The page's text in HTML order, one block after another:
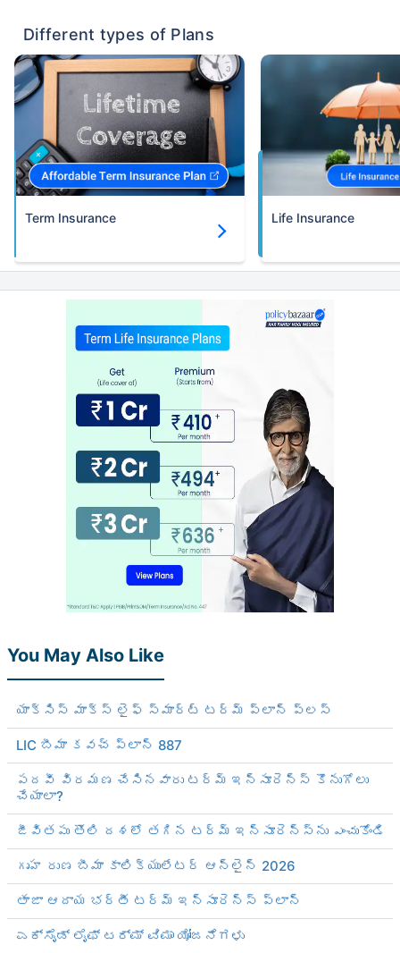
Different types of Plans
Term Insurance Life Insurance
You May Also Like
యాక్సిస్ మాక్స్ లైఫ్ స్మార్ట్ టర్మ్ ప్లాన్ ప్లస్
LIC బీమా కవచ్ ప్లాన్ 887
పదవీ విరమణ చేసినవారు టర్మ్ ఇన్సూరెన్స్ కొనుగోలు
చేయాలా?
జీవితపు తొలి దశలో తగిన టర్మ్ ఇన్సూరెన్స్‌ను ఎంచుకోండి
గృహ రుణ బీమా కాలిక్యులేటర్ ఆన్‌లైన్ 2026
తాజా ఆదాయ భర్తీ టర్మ్ ఇన్సూరెన్స్ ప్లాన్
ಎಕ್ಸೈಡ್ ಲೈಫ್ ಟರ್ಮ್ ವಿಮಾ ಯೋಜನೆಗಳು